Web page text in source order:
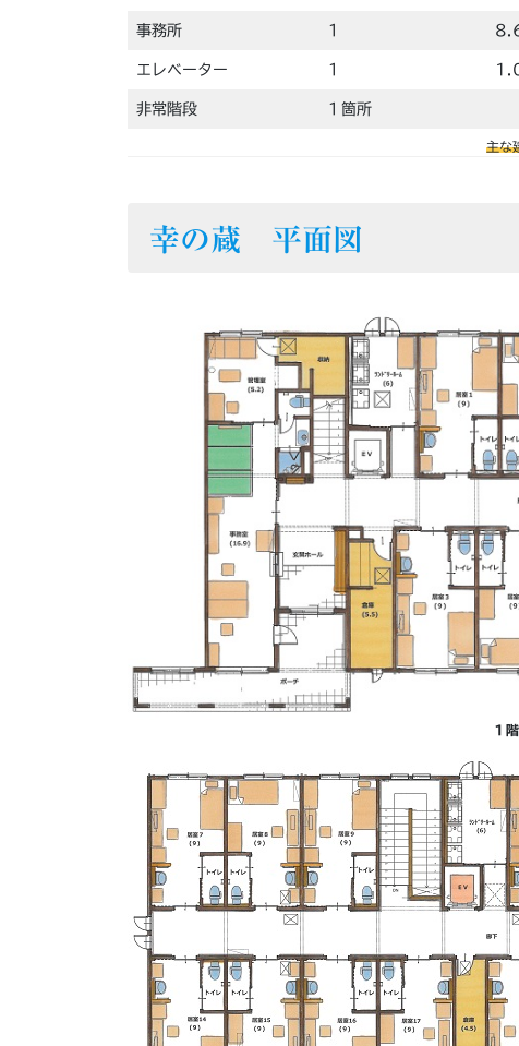
事務所 １
エレベーター １
非常階段 １箇所
主な
幸の蔵 平面図
１